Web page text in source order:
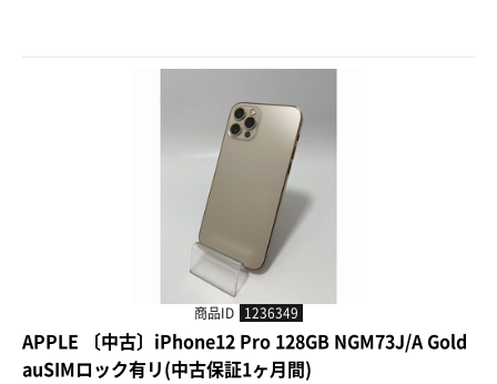
商品ID 1236349
APPLE 〔中古〕iPhone12 Pro 128GB NGM73J/A Gold
auSIMロック有リ(中古保証1ヶ月間)